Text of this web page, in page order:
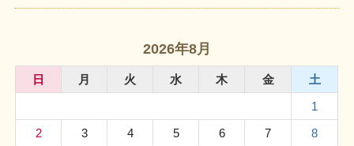
2026年8月
日 月 火 水 木 金
土
1
2
3 4 5 6 7
8